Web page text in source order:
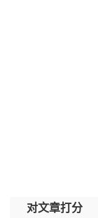
对文章打分